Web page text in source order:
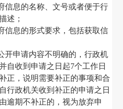
信息的名称、文号或者便于行
述；
信息的形式要求，包括获取信
开申请内容不明确的，行政机
自收到申请之日起7个工作日
正，说明需要补正的事项和合
行政机关收到补正的申请之日
逾期不补正的，视为放弃申